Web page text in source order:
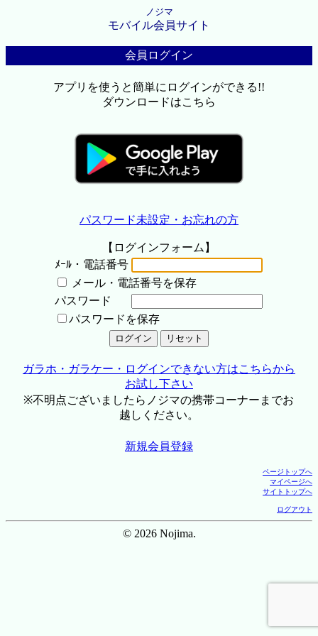
ノジマ
モバイル会員サイト
会員ログイン
アプリを使うと簡単にログインができる!!
ダウンロードはこちら
パスワード未設定・お忘れの方
【ログインフォーム】
ﾒｰﾙ・電話番号
メール・電話番号を保存
パスワード
パスワードを保存
ガラホ・ガラケー・ログインできない方はこちらから
お試し下さい
※不明点ございましたらノジマの携帯コーナーまでお
越しください。
新規会員登録
ページトップへ
マイページへ
サイトトップへ
ログアウト
© 2026 Nojima.